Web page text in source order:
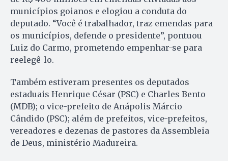
municípios goianos e elogiou a conduta do
deputado. “Você é trabalhador, traz emendas para
os municípios, defende o presidente”, pontuou
Luiz do Carmo, prometendo empenhar-se para
reelegê-lo.
Também estiveram presentes os deputados
estaduais Henrique César (PSC) e Charles Bento
(MDB); o vice-prefeito de Anápolis Márcio
Cândido (PSC); além de prefeitos, vice-prefeitos,
vereadores e dezenas de pastores da Assembleia
de Deus, ministério Madureira.